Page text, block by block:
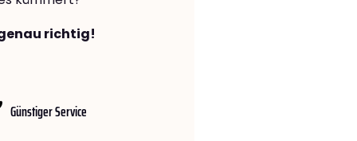
richtig!
Günstiger Service